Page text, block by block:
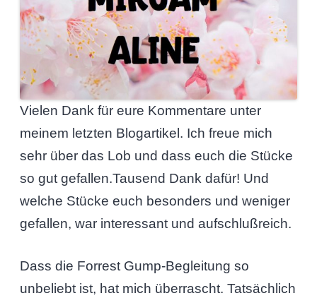
Vielen Dank für eure Kommentare unter
meinem letzten Blogartikel. Ich freue mich
sehr über das Lob und dass euch die Stücke
so gut gefallen.Tausend Dank dafür! Und
welche Stücke euch besonders und weniger
gefallen, war interessant und aufschlußreich.
Dass die Forrest Gump-Begleitung so
unbeliebt ist, hat mich überrascht. Tatsächlich